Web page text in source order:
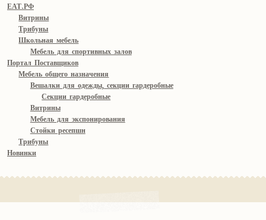
ЕАТ.РФ
Витрины
Трибуны
Школьная мебель
Мебель для спортивных залов
Портал Поставщиков
Мебель общего назначения
Вешалки для одежды, секции гардеробные
Секции гардеробные
Витрины
Мебель для экспонирования
Стойки ресепшн
Трибуны
Новинки